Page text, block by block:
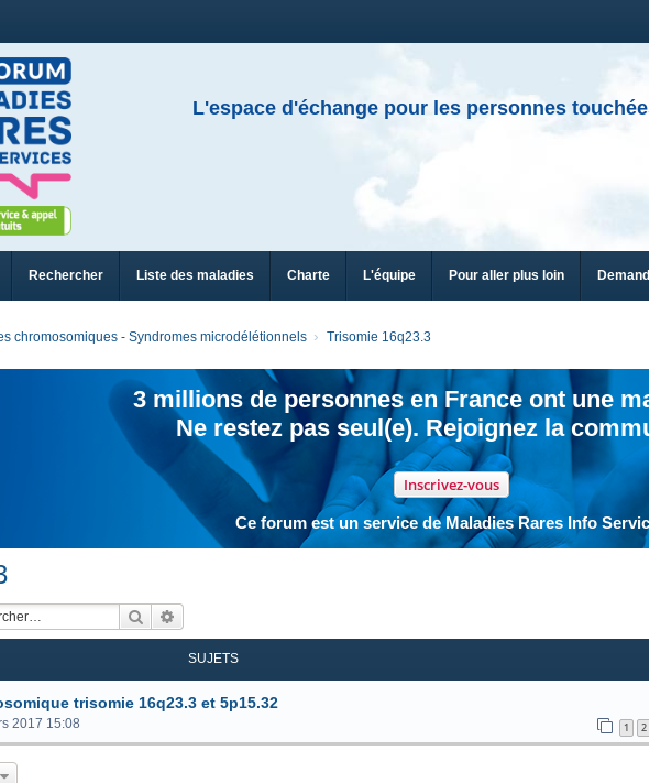
L'espace d'échange pour les personnes
Rechercher Liste des maladies Charte L'équipe Pour aller plus loin
chromosomiques - Syndromes microdélétionnels Trisomie 16q23.3
3 millions de personnes en France ont une
Ne restez pas seul(e). Rejoignez la
Inscrivez-vous
Ce forum est un service de Maladies Rares Info
Rechercher
SUJETS
trisomie 16q23.3 et 5p15.32
2017 15:08 1 2